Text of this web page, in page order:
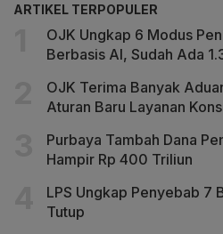
ARTIKEL TERPOPULER
OJK Ungkap 6 Modus
Berbasis AI, Sudah Ada
OJK Terima Banyak
Aturan Baru Layanan
Purbaya Tambah Dana
Hampir Rp 400 Triliun
LPS Ungkap Penyebab 7
Tutup